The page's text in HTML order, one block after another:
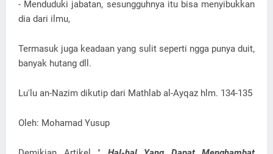
- Menduduki jabatan, sesungguhnya itu bisa menyibukkan
dia dari ilmu,
Termasuk juga keadaan yang sulit seperti ngga punya duit,
banyak hutang dll.
Lu'lu an-Nazim dikutip dari Mathlab al-Ayqaz hlm. 134-135
Oleh: Mohamad Yusup